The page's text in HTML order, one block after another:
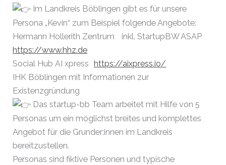
Im Landkreis Böblingen gibt es für unsere
Persona „Kevin“ zum Beispiel folgende Angebote:
Hermann Hollerith Zentrum inkl. StartupBW ASAP
https://www.hhz.de
Social HubAI xpresshttps://aixpress.io/
IHK Böblingen mit Informationen zur
Existenzgründung
Das startup-bb Team arbeitet mit Hilfe von 5
Personas um ein möglichst breites und komplettes
Angebot für die Grunder:innen im Landkreis
bereitzustellen.
Personas sind fiktive Personen und typische